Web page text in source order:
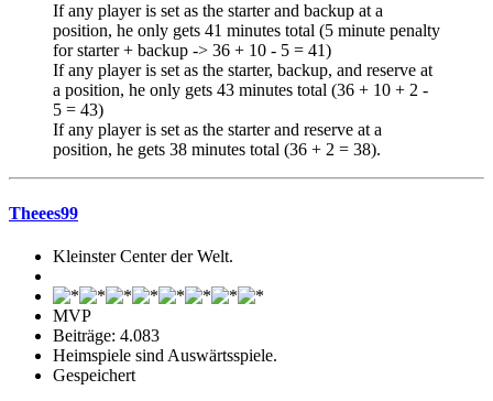
If any player is set as the starter and backup at a
position, he only gets 41 minutes total (5 minute penalty
for starter + backup -> 36 + 10 - 5 = 41)
If any player is set as the starter, backup, and reserve at
a position, he only gets 43 minutes total (36 + 10 + 2 -
5 = 43)
If any player is set as the starter and reserve at a
position, he gets 38 minutes total (36 + 2 = 38).
Theees99
Kleinster Center der Welt.
MVP
Beiträge: 4.083
Heimspiele sind Auswärtsspiele.
Gespeichert